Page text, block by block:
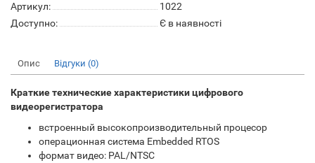
Артикул:
1022
Доступно:
Є в наявності
Опис Відгуки (0)
Краткие технические характеристики цифрового
видеорегистратора
встроенный высокопроизводительный процесор
операционная система Embedded RTOS
формат видео: PAL/NTSC